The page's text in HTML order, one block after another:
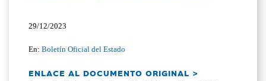
29/12/2023
En:Boletín Oficial del Estado
ENLACE AL DOCUMENTO ORIGINAL >